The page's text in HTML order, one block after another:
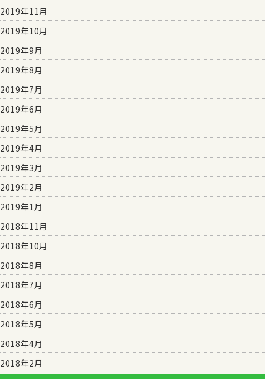
2019年11月
2019年10月
2019年9月
2019年8月
2019年7月
2019年6月
2019年5月
2019年4月
2019年3月
2019年2月
2019年1月
2018年11月
2018年10月
2018年8月
2018年7月
2018年6月
2018年5月
2018年4月
2018年2月